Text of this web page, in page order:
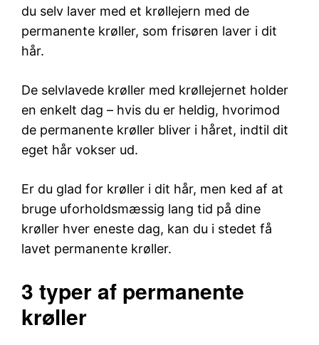
du selv laver med et krøllejern med de
permanente krøller, som frisøren laver i dit
hår.
De selvlavede krøller med krøllejernet holder
en enkelt dag – hvis du er heldig, hvorimod
de permanente krøller bliver i håret, indtil dit
eget hår vokser ud.
Er du glad for krøller i dit hår, men ked af at
bruge uforholdsmæssig lang tid på dine
krøller hver eneste dag, kan du i stedet få
lavet permanente krøller.
3 typer af permanente
krøller